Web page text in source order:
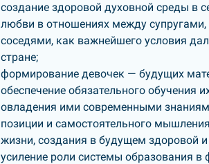
создание здоровой духовной среды в
любви в отношениях между
соседями, как важнейшего условия
стране;
формирование девочек — будущих
обеспечение обязательного обучения
овладения ими современными
позиции и самостоятельного
жизни, создания в будущем здоровой
усиление роли системы образования